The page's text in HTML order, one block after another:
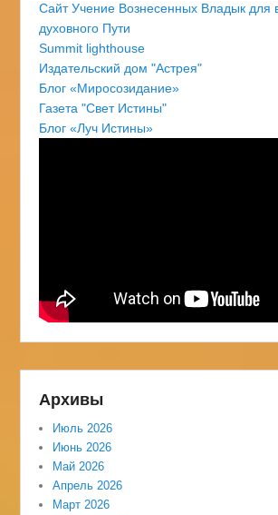
Сайт Учение Вознесенных Владык для
духовного Пути
Summit lighthouse
Издательский дом "Астрея"
Блог «Миросозидание»
Газета "Свет Истины"
Блог «Луч Истины»
Архивы
Июль 2026
Июнь 2026
Май 2026
Апрель 2026
Март 2026